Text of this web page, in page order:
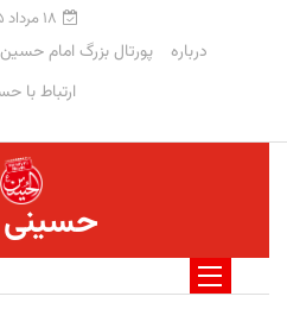
۱۸ مرداد ۱۴۰۵
درباره پورتال بزرگ امام
ارتباط با
حسینی